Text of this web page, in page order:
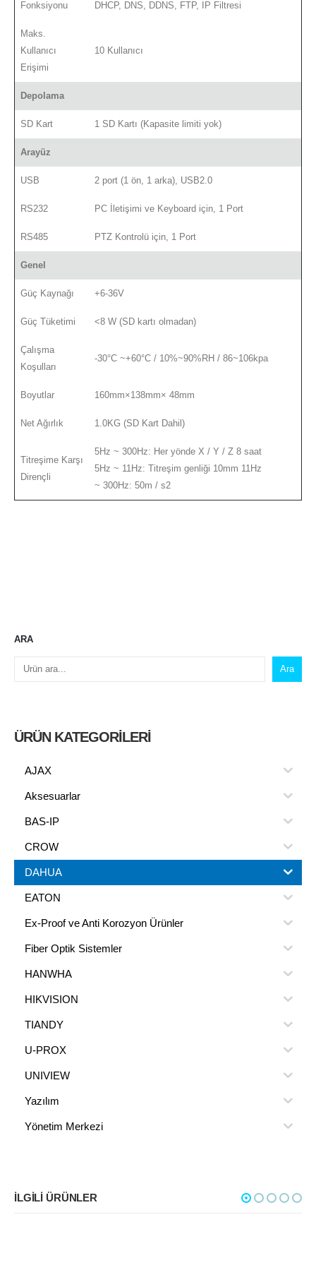
Fonksiyonu DHCP, DNS, DDNS, FTP, IP Filtresi
Maks.
Kullanıcı
Erişimi
10 Kullanıcı
Depolama
SD Kart 1 SD Kartı (Kapasite limiti yok)
Arayüz
USB 2 port (1 ön, 1 arka), USB2.0
RS232 PC İletişimi ve Keyboard için, 1 Port
RS485 PTZ Kontrolü için, 1 Port
Genel
Güç Kaynağı +6-36V
Güç Tüketimi <8 W (SD kartı olmadan)
Çalışma
Koşulları
-30°C ~+60°C / 10%~90%RH / 86~106kpa
Boyutlar 160mm×138mm× 48mm
Net Ağırlık 1.0KG (SD Kart Dahil)
Titreşime Karşı
Dirençli
5Hz ~ 300Hz: Her yönde X / Y / Z 8 saat
5Hz ~ 11Hz: Titreşim genliği 10mm 11Hz
~ 300Hz: 50m / s2
ARA
Ara
ÜRÜN KATEGORILERI
AJAX
Aksesuarlar
BAS-IP
CROW
DAHUA
EATON
Ex-Proof ve Anti Korozyon Ürünler
Fiber Optik Sistemler
HANWHA
HIKVISION
TIANDY
U-PROX
UNIVIEW
Yazılım
Yönetim Merkezi
İLGILI ÜRÜNLER